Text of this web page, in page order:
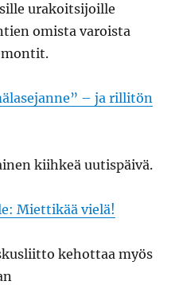
urakoitsijoille
omista varoista
– ja rillitön
kiihkeä uutispäivä.
Miettikää vielä!
kehottaa myös